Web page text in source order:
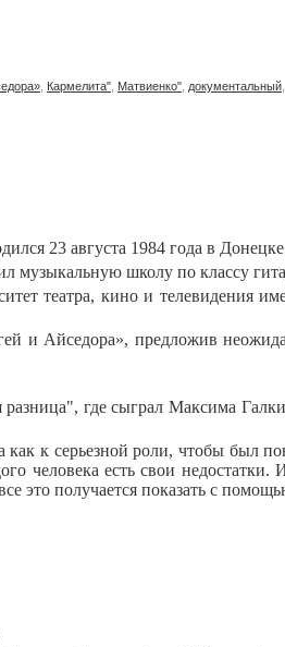
Кармелита" Матвиенко" документальный
23 августа 1984 года в
музыкальную школу по классу
театра, кино и
и Айседора», предложив
где сыграл Максима
к серьезной роли, чтобы был
человека есть свои
это получается показать с